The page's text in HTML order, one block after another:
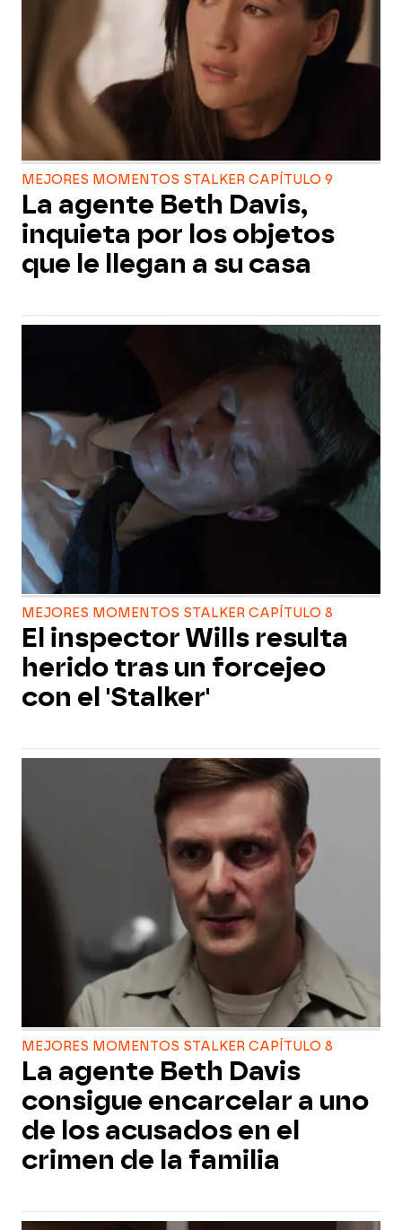
MEJORES MOMENTOS STALKER CAPÍTULO 9
La agente Beth Davis,
inquieta por los objetos
que le llegan a su casa
MEJORES MOMENTOS STALKER CAPÍTULO 8
El inspector Wills resulta
herido tras un forcejeo
con el 'Stalker'
MEJORES MOMENTOS STALKER CAPÍTULO 8
La agente Beth Davis
consigue encarcelar a uno
de los acusados en el
crimen de la familia